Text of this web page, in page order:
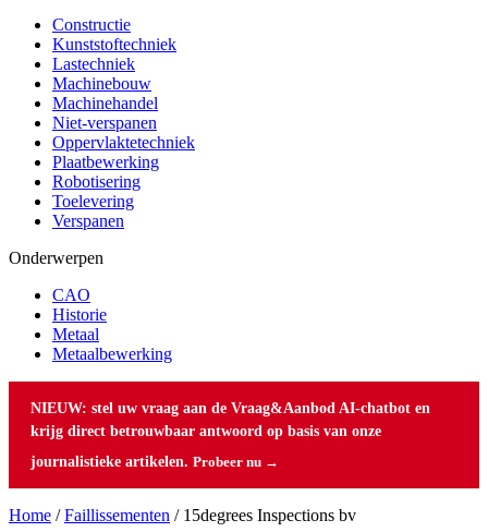
Constructie
Kunststoftechniek
Lastechniek
Machinebouw
Machinehandel
Niet-verspanen
Oppervlaktetechniek
Plaatbewerking
Robotisering
Toelevering
Verspanen
Onderwerpen
CAO
Historie
Metaal
Metaalbewerking
NIEUW: stel uw vraag aan de Vraag&Aanbod AI-chatbot en
krijg direct betrouwbaar antwoord op basis van onze
journalistieke artikelen. Probeer nu →
Home /Faillissementen / 15degrees Inspections bv